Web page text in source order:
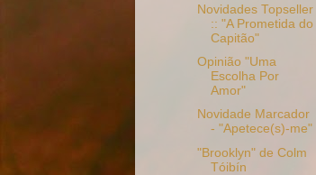
Novidades Topseller
:: "A Prometida do
Capitão"
Opinião "Uma
Escolha Por
Amor"
Novidade Marcador
- "Apetece(s)-me"
"Brooklyn" de Colm
Tóibín